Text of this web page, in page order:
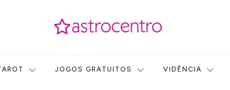
JOGOS GRATUITOS VIDÊNCIA